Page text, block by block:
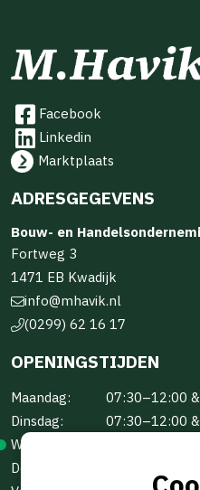
Facebook
Linkedin
Marktplaats
ADRESGEGEVENS
Bouw- en
Fortweg 3
1471 EB Kwadijk
info@mhavik.nl
(0299) 62 16 17
OPENINGSTIJDEN
Maandag:
07:30–12:00
Dinsdag:
07:30–12:00
Woensdag:
Donderdag: